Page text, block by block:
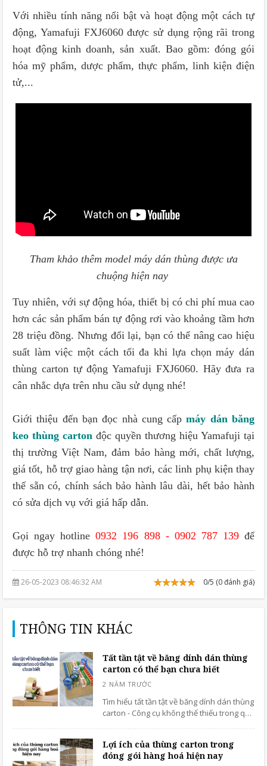
Với nhiều tính năng nổi bật và hoạt động một cách tự
động, Yamafuji FXJ6060 được sử dụng rộng rãi trong
hoạt động kinh doanh, sản xuất. Bao gồm: đóng gói
hóa mỹ phẩm, dược phẩm, thực phẩm, linh kiện điện
tử,...
Tham khảo thêm model máy dán thùng được ưa
chuộng hiện nay
Tuy nhiên, với sự động hóa, thiết bị có chi phí mua cao
hơn các sản phẩm bán tự động rơi vào khoảng tầm hơn
28 triệu đồng. Nhưng đổi lại, bạn có thể nâng cao hiệu
suất làm việc một cách tối đa khi lựa chọn máy dán
thùng carton tự động Yamafuji FXJ6060. Hãy đưa ra
cân nhắc dựa trên nhu cầu sử dụng nhé!
Giới thiệu đến bạn đọc nhà cung cấpmáy dán băng
keo thùng carton độc quyền thương hiệu Yamafuji tại
thị trường Việt Nam, đảm bảo hàng mới, chất lượng,
giá tốt, hỗ trợ giao hàng tận nơi, các linh phụ kiện thay
thế sẵn có, chính sách bảo hành lâu dài, hết bảo hành
có sửa dịch vụ với giá hấp dẫn.
Gọi ngay hotline0932 196 898 - 0902 787 139để
được hỗ trợ nhanh chóng nhé!
26-05-2023 08:46:32 AM 0/5 (0 đánh giá)
THÔNG TIN KHÁC
Tất tần tật về băng dính dán thùng
carton có thể bạn chưa biết
Tìm hiểu tất tần tật về băng dính dán thùng
carton - Công cụ không thể thiếu trong quy
Lợi ích của thùng carton trong
đóng gói hàng hoá hiện nay